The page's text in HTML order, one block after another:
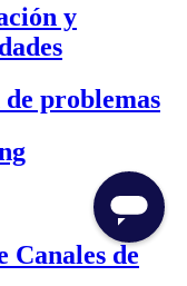
y
problemas
Canales de